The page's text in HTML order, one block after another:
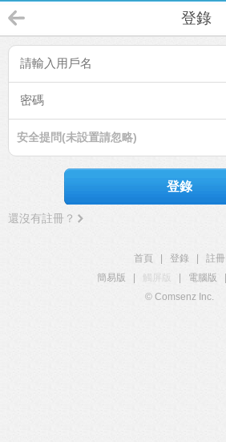
登錄
安全提問(未設置請忽略)
登錄
還沒有註冊？
首頁 登錄
註冊
簡易版
觸屏版 電腦版
© Comsenz Inc.